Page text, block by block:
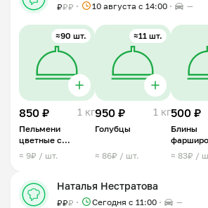
₽₽₽ 10 августа с 14:00 —
≈90 шт.
850 ₽ 1 кг
Пельмени
цветные с
курицей
≈ 9₽ / шт.
≈11 шт.
950 ₽ 1 кг
Голубцы
≈ 86₽ / шт.
500 ₽
Блины
курицей и
грибами
≈ 83₽ /
Наталья Нестратова
₽₽₽ Сегодня с 11:00 —